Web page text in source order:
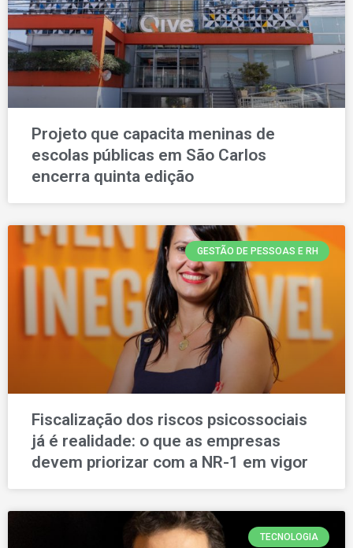
Projeto que capacita meninas de
escolas públicas em São Carlos
encerra quinta edição
GESTÃO DE PESSOAS E RH
Fiscalização dos riscos psicossociais
já é realidade: o que as empresas
devem priorizar com a NR-1 em vigor
TECNOLOGIA